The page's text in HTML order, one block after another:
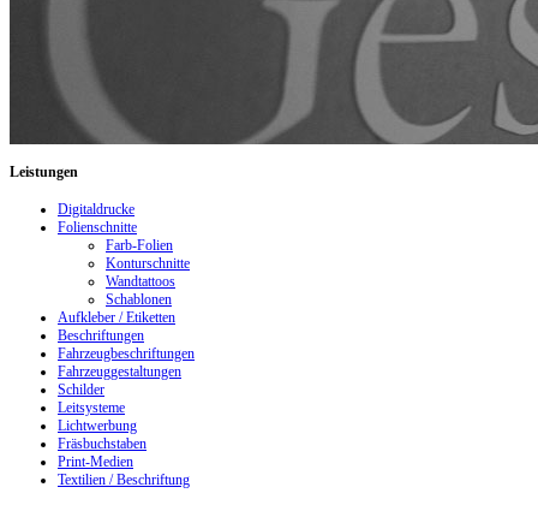
Leistungen
Digitaldrucke
Folienschnitte
Farb-Folien
Konturschnitte
Wandtattoos
Schablonen
Aufkleber / Etiketten
Beschriftungen
Fahrzeugbeschriftungen
Fahrzeuggestaltungen
Schilder
Leitsysteme
Lichtwerbung
Fräsbuchstaben
Print-Medien
Textilien / Beschriftung